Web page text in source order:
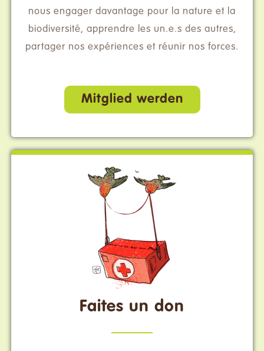
nous engager davantage pour la nature et la
biodiversité, apprendre les un.e.s des autres,
partager nos expériences et réunir nos forces.
Mitglied werden
Faites un don